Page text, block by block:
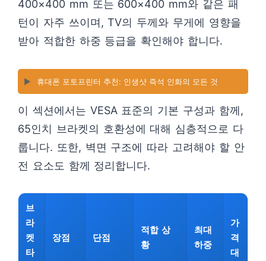
400×400 mm 또는 600×400 mm와 같은 패
턴이 자주 쓰이며, TV의 두께와 무게에 영향을
받아 적합한 하중 등급을 확인해야 합니다.
▶️ 휴대폰 포토프린터 추천: 인생샷 즉석 인화의 모든 것
이 섹션에서는 VESA 표준의 기본 구성과 함께,
65인치 브라켓의 호환성에 대해 심층적으로 다
룹니다. 또한, 벽면 구조에 따라 고려해야 할 안
전 요소도 함께 정리합니다.
브
라
켓
타
장점 단점
적합 상
황
최대
하중
가
격
대